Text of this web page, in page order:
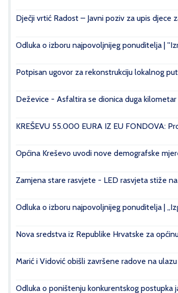
Dječji vrtić Radost – Javni poziv za upis djece
Odluka o izboru najpovoljnijeg ponuditelja |
Potpisan ugovor za rekonstrukciju lokalnog
Deževice - Asfaltira se dionica duga kilometar
KREŠEVU 55.000 EURA IZ EU FONDOVA:
Općina Kreševo uvodi nove demografske
Zamjena stare rasvjete - LED rasvjeta stiže
Odluka o izboru najpovoljnijeg ponuditelja |
Nova sredstva iz Republike Hrvatske za
Marić i Vidović obišli završene radove na
Odluka o poništenju konkurentskog postupka